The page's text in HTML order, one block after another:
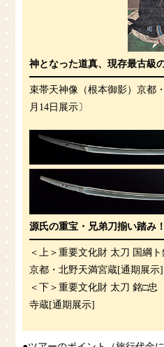
神となった道真、現存最古級
束帯天神像（根本御影）京都
月14日展示〕
源氏の重宝・兄弟刀揃い踏み！
＜上＞重要文化財 太刀 国綱
京都・北野天満宮蔵[通期展示]
＜下＞重要文化財 太刀 銘□忠
寺蔵[通期展示]